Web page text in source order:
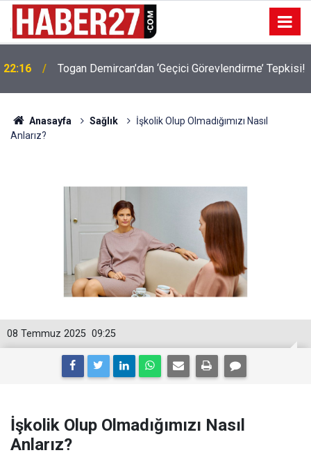
22:16 Togan Demircan’dan ‘Geçici Görevlendirme’ Tepkisi!
Anasayfa Sağlık
İşkolik Olup Olmadığımızı Nasıl
Anlarız?
09:25
08 Temmuz 2025
İşkolik Olup Olmadığımızı Nasıl
Anlarız?